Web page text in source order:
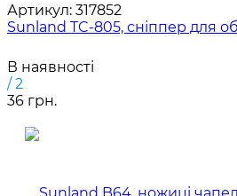
Артикул: 317852
Sunland TC-805, сніппер для
В наявності
/ 2
36 грн.